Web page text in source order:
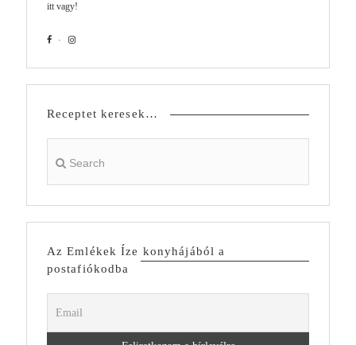
itt vagy!
Receptet keresek…
Az Emlékek Íze konyhájából a
postafiókodba